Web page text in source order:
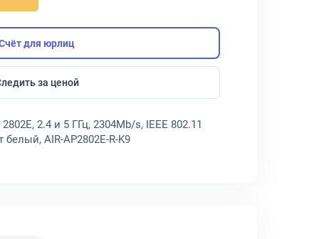
для юрлиц
за ценой
2.4 и 5 ГГц, 2304Mb/s, IEEE 802.11
AIR-AP2802E-R-K9